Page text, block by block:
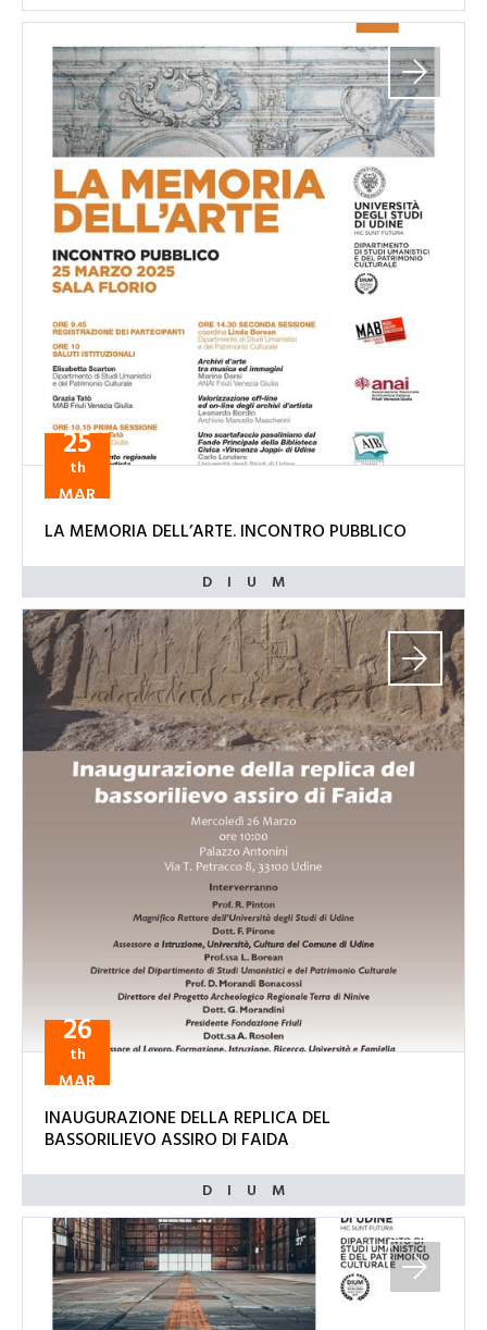
25
th
MAR
LA MEMORIA DELL’ARTE. INCONTRO PUBBLICO
26
th
MAR
INAUGURAZIONE DELLA REPLICA DEL
BASSORILIEVO ASSIRO DI FAIDA